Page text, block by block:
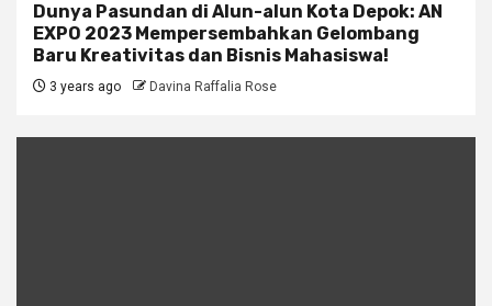
Dunya Pasundan di Alun-alun Kota Depok: AN
EXPO 2023 Mempersembahkan Gelombang
Baru Kreativitas dan Bisnis Mahasiswa!
3 years ago Davina Raffalia Rose